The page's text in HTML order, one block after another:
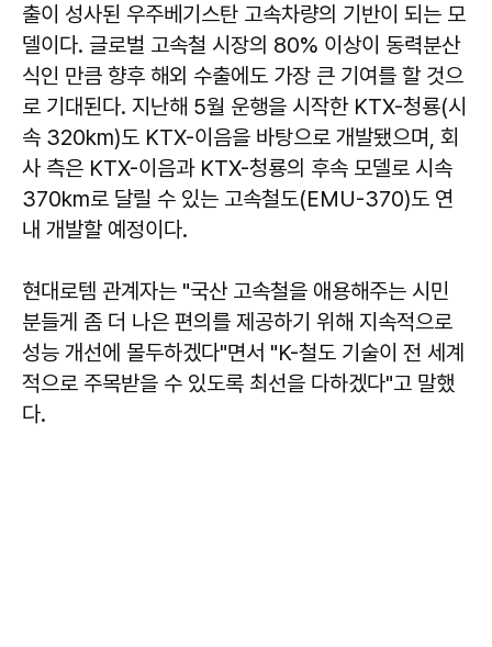
출이 성사된 우주베기스탄 고속차량의 기반이 되는 모
델이다. 글로벌 고속철 시장의 80% 이상이 동력분산
식인 만큼 향후 해외 수출에도 가장 큰 기여를 할 것으
로 기대된다. 지난해 5월 운행을 시작한 KTX-청룡(시
속 320km)도 KTX-이음을 바탕으로 개발됐으며, 회
사 측은 KTX-이음과 KTX-청룡의 후속 모델로 시속
370km로 달릴 수 있는 고속철도(EMU-370)도 연
내 개발할 예정이다.
현대로템 관계자는 "국산 고속철을 애용해주는 시민
분들게 좀 더 나은 편의를 제공하기 위해 지속적으로
성능 개선에 몰두하겠다"면서 "K-철도 기술이 전 세계
적으로 주목받을 수 있도록 최선을 다하겠다"고 말했
다.